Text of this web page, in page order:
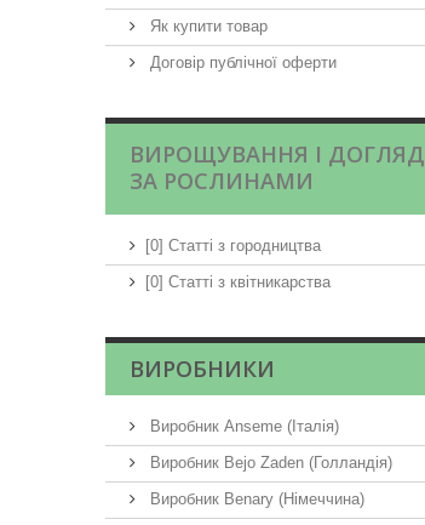
Як купити товар
Договір публічної оферти
ВИРОЩУВАННЯ І ДОГЛЯД
ЗА РОСЛИНАМИ
[0] Статті з городництва
[0] Статті з квітникарства
ВИРОБНИКИ
Виробник Anseme (Італія)
Виробник Bejo Zaden (Голландія)
Виробник Benary (Німеччина)